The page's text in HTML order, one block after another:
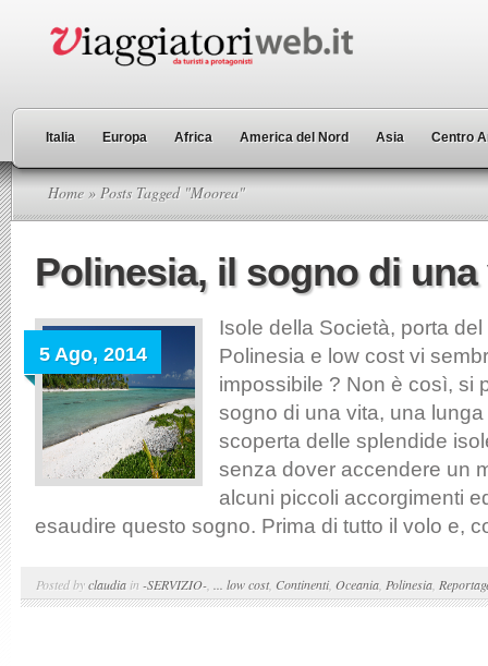
Italia Europa Africa America del Nord Asia Centro
Home » Posts Tagged "Moorea"
Polinesia, il sogno di una
5 Ago, 2014
Isole della Società, porta
Polinesia e low cost vi
impossibile ? Non è così, si
sogno di una vita, una
scoperta delle splendide
senza dover accendere un
alcuni piccoli accorgimenti
esaudire questo sogno. Prima di tutto il volo e,
Posted byclaudia in -SERVIZIO- ... low cost, Continenti, Oceania Polinesia